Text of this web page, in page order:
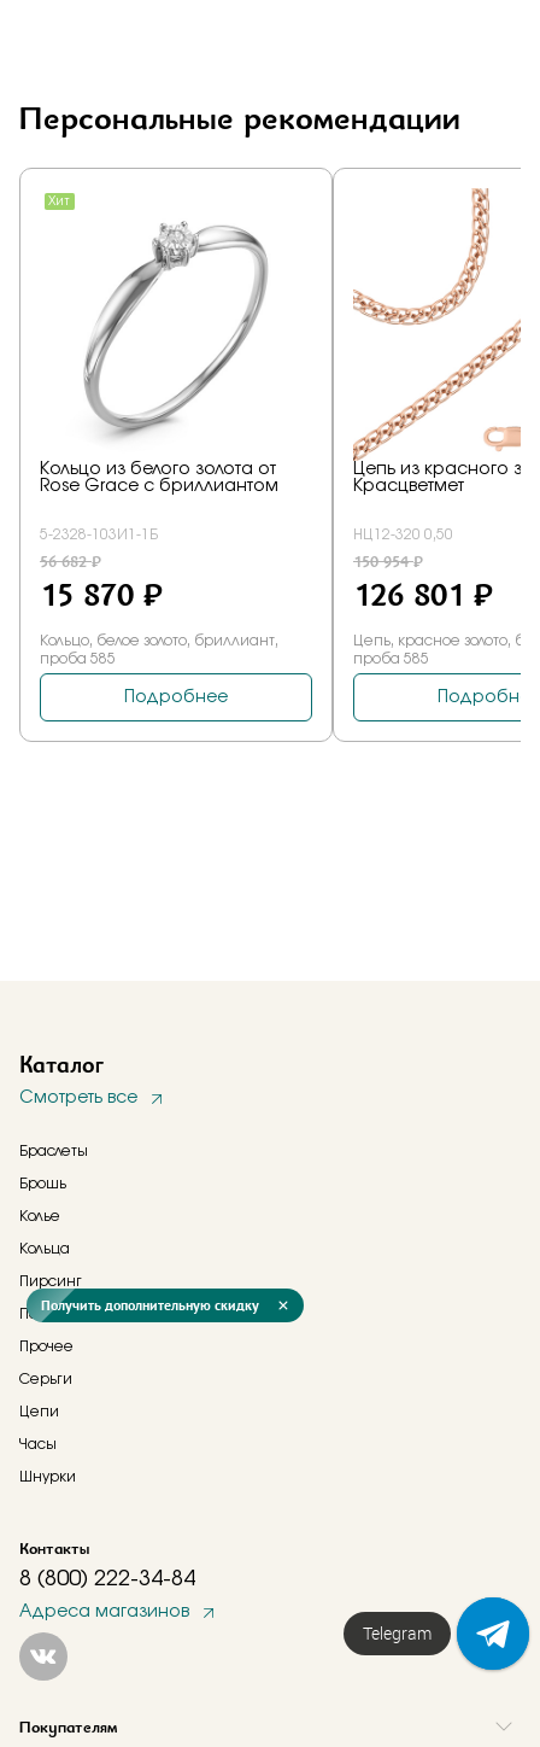
Персональные рекомендации
Каталог
Смотреть все
Браслеты
Брошь
Колье
Кольца
Пирсинг
Подвески
Прочее
Серьги
Цепи
Часы
Шнурки
Контакты
8 (800) 222-34-84
Адреса магазинов
Покупателям
Получить дополнительную скидку
Telegram